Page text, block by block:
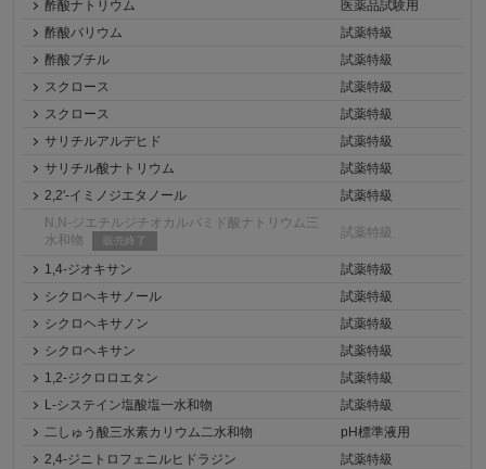
酢酸ナトリウム
医薬品試験用
酢酸バリウム
試薬特級
酢酸ブチル
試薬特級
スクロース
試薬特級
スクロース
試薬特級
サリチルアルデヒド
試薬特級
サリチル酸ナトリウム
試薬特級
2,2'-イミノジエタノール
試薬特級
N,N-ジエチルジチオカルバミド酸ナトリウム三
水和物
販売終了
試薬特級
1,4-ジオキサン
試薬特級
シクロヘキサノール
試薬特級
シクロヘキサノン
試薬特級
シクロヘキサン
試薬特級
1,2-ジクロロエタン
試薬特級
L-システイン塩酸塩一水和物
試薬特級
二しゅう酸三水素カリウム二水和物
pH標準液用
2,4-ジニトロフェニルヒドラジン
試薬特級